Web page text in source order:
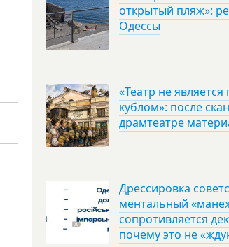
открытый пляж»:
Одессы
«Театр не
кублом»: после
драмтеатре
Дрессировка
ментальный
сопротивляется
почему это не